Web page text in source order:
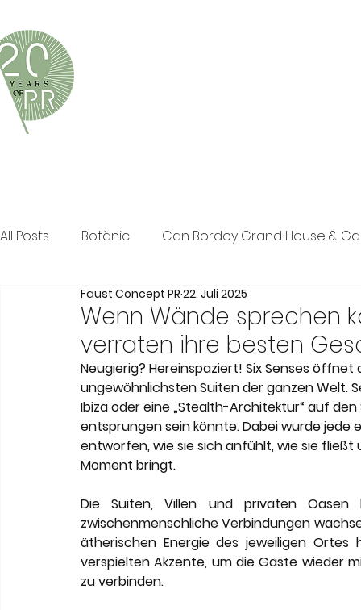
und persönliche Beratung in den Bereichen
Klassische PR im Print Bereich, Events sowie Social
All Posts Botànic Can Bordoy Grand House &
The Ozen Collection Faust Concept PR
Meneghetti Wine Hotel & Winery Karriere
Son Moli Country House Vestige Collection
Wenn Wände sprechen
verraten ihre besten
Faust Concept PR 22. Juli 2025
Neugierig? Hereinspaziert! Six Senses
ungewöhnlichsten Suiten der ganzen Welt.
Ibiza oder eine „Stealth-Architektur“ auf
entsprungen sein könnte. Dabei wurde jede
entworfen, wie sie sich anfühlt, wie sie
Moment bringt.
Die Suiten, Villen und privaten
zwischenmenschliche Verbindungen
ätherischen Energie des jeweiligen Ortes
verspielten Akzente, um die Gäste wieder
zu verbinden.